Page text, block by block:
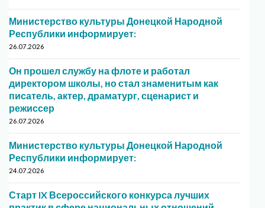
Министерство культуры Донецкой Народной
Республики информирует:
26.07.2026
Он прошел службу на флоте и работал
директором школы, но стал знаменитым как
писатель, актер, драматург, сценарист и
режиссер
26.07.2026
Министерство культуры Донецкой Народной
Республики информирует:
24.07.2026
Старт IX Всероссийского конкурса лучших